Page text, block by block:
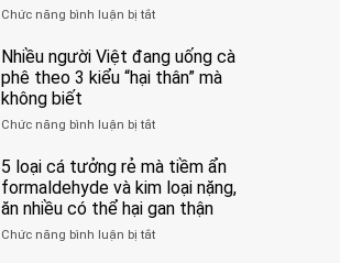
cảm
này
suốt
bác
“Xoắn
900
độ,
không
kịp
vì…
quá
mạnh
vệ
4
nhóm
người
được
bác
Chức năng bình luận bị tắtở
ca
tử
tay
miệng:
Bác
Bệnh
viện
Nhiều người Việt đang uống cà
phê theo 3 kiểu “hại thân” mà
không biết
Chức năng bình luận bị tắtở
người
Việt
đang
uống
cà
5 loại cá tưởng rẻ mà tiềm ẩn
formaldehyde và kim loại nặng,
ăn nhiều có thể hại gan thận
Chức năng bình luận bị tắtở